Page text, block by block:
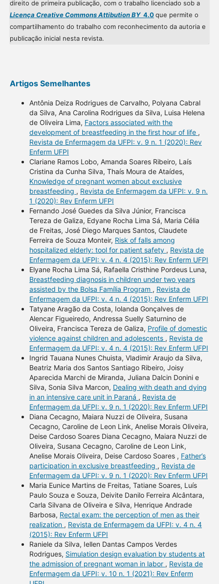
direito de primeira publicação, com o trabalho licenciado sob a
Licença Creative Commons Attibution BY4.0que permite o
compartilhamento do trabalho com reconhecimento da autoria e
publicação inicial nesta revista.
Artigos Semelhantes
Antônia Deiza Rodrigues de Carvalho, Polyana Cabral
da Silva, Ana Carolina Rodrigues da Silva, Luisa Helena
de Oliveira Lima, Factors associated with the
development of breastfeeding in the first hour of life ,
Revista de Enfermagem da UFPI: v. 9 n. 1 (2020): Rev
Enferm UFPI
Clariane Ramos Lobo, Amanda Soares Ribeiro, Laís
Cristina da Cunha Silva, Thaís Moura de Ataídes,
Knowledge of pregnant women about exclusive
breastfeeding , Revista de Enfermagem da UFPI: v. 9 n.
1 (2020): Rev Enferm UFPI
Fernando José Guedes da Silva Júnior, Francisca
Tereza de Galiza, Edyane Rocha Lima Sá, Maria Célia
de Freitas, José Diego Marques Santos, Claudete
Ferreira de Souza Monteir, Risk of falls among
hospitalized elderly: tool for patient safety , Revista de
Enfermagem da UFPI: v. 4 n. 4 (2015): Rev Enferm UFPI
Elyane Rocha Lima Sá, Rafaella Cristhine Pordeus Luna,
Breastfeeding diagnosis in children under two years
assisted by the Bolsa Família Program , Revista de
Enfermagem da UFPI: v. 4 n. 4 (2015): Rev Enferm UFPI
Tatyane Aragão da Costa, Iolanda Gonçalves de
Alencar Figueiredo, Andressa Suelly Saturnino de
Oliveira, Francisca Tereza de Galiza, Profile of domestic
violence against children and adolescents , Revista de
Enfermagem da UFPI: v. 4 n. 4 (2015): Rev Enferm UFPI
Ingrid Tauana Nunes Chuista, Vladimir Araujo da Silva,
Beatriz Maria dos Santos Santiago Ribeiro, Joisy
Aparecida Marchi de Miranda, Juliana Dalcin Donini e
Silva, Sonia Silva Marcon, Dealing with death and dying
in an intensive care unit in Paraná , Revista de
Enfermagem da UFPI: v. 9 n. 1 (2020): Rev Enferm UFPI
Diana Cecagno, Maiara Nuzzi de Oliveira, Susana
Cecagno, Caroline de Leon Link, Anelise Morais Oliveira,
Deise Cardoso Soares Diana Cecagno, Maiara Nuzzi de
Oliveira, Susana Cecagno, Caroline de Leon Link,
Anelise Morais Oliveira, Deise Cardoso Soares , Father’s
participation in exclusive breastfeeding , Revista de
Enfermagem da UFPI: v. 9 n. 1 (2020): Rev Enferm UFPI
Maria Eunice Martins de Freitas, Tatiane Soares, Luís
Paulo Souza e Souza, Deivite Danilo Ferreira Alcântara,
Carla Silvana de Oliveira e Silva, Henrique Andrade
Barbosa, Rectal exam: the perception of men as their
realization , Revista de Enfermagem da UFPI: v. 4 n. 4
(2015): Rev Enferm UFPI
Raniele da Silva, Iellen Dantas Campos Verdes
Rodrigues, Simulation design evaluation by students at
the admission of pregnant woman in labor , Revista de
Enfermagem da UFPI: v. 10 n. 1 (2021): Rev Enferm